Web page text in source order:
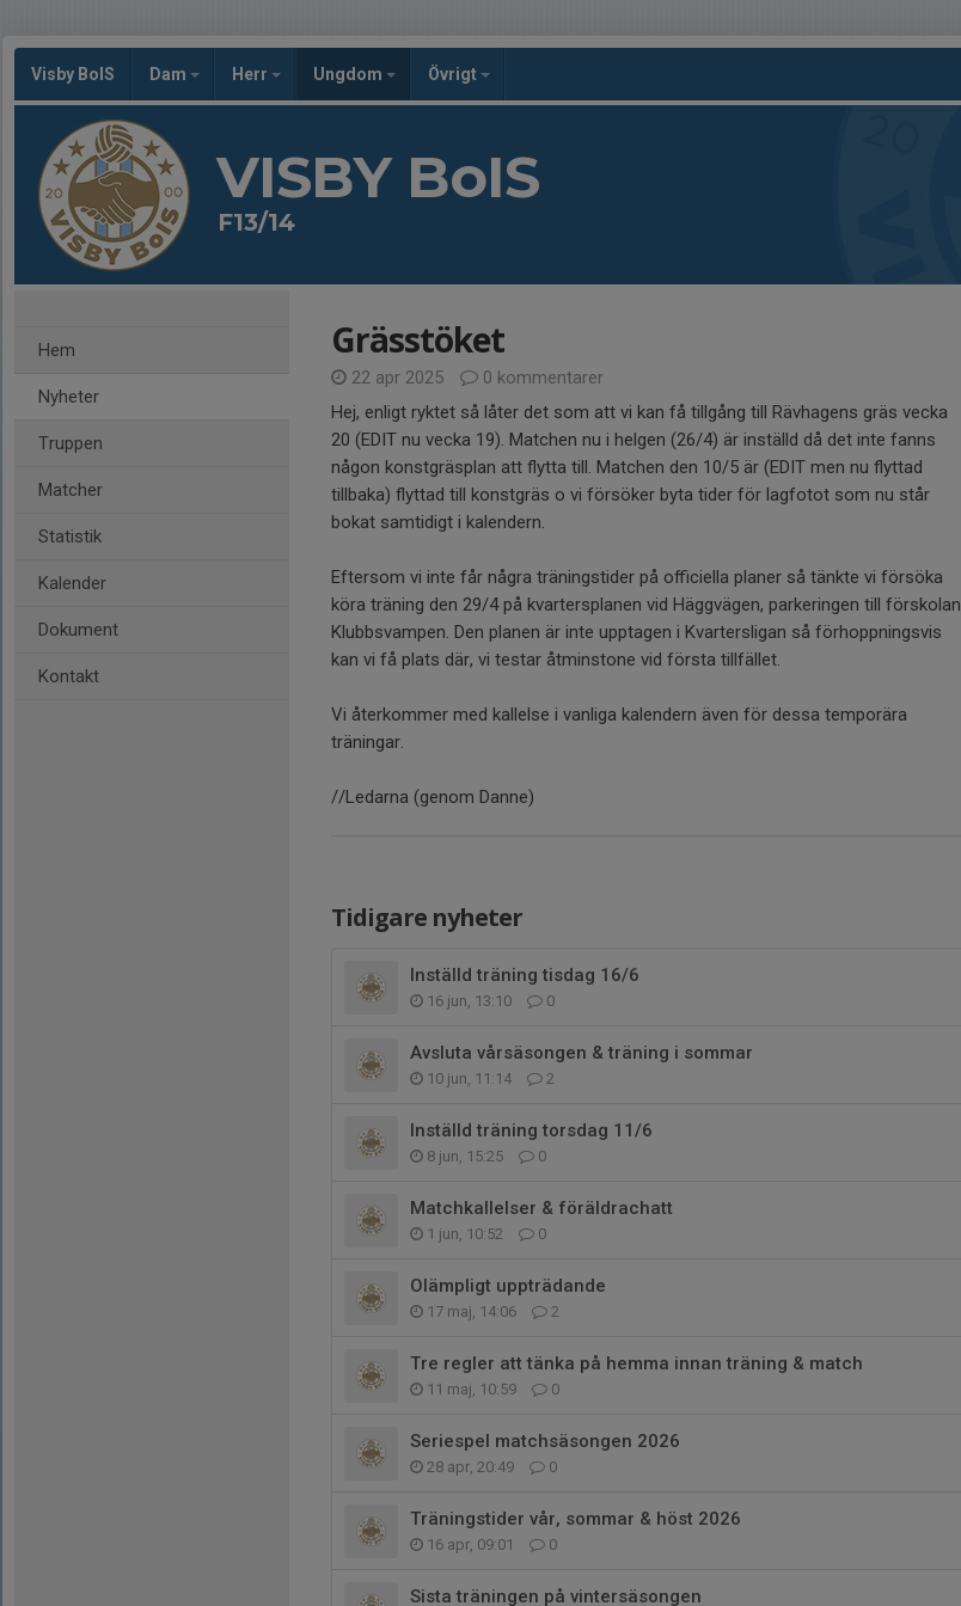
Visby BoIS Dam Herr Ungdom Övrigt
VISBY BoIS
F13/14
Hem
Nyheter
Truppen
Matcher
Statistik
Kalender
Dokument
Kontakt
Grässtöket
22 apr 2025
0 kommentarer
Hej, enligt ryktet så låter det som att vi kan få tillgång till Rävhagens gräs vecka
20 (EDIT nu vecka 19). Matchen nu i helgen (26/4) är inställd då det inte fanns
någon konstgräsplan att flytta till. Matchen den 10/5 är (EDIT men nu flyttad
tillbaka) flyttad till konstgräs o vi försöker byta tider för lagfotot som nu står
bokat samtidigt i kalendern.
Eftersom vi inte får några träningstider på officiella planer så tänkte vi försöka
köra träning den 29/4 på kvartersplanen vid Häggvägen, parkeringen till förskolan
Klubbsvampen. Den planen är inte upptagen i Kvartersligan så förhoppningsvis
kan vi få plats där, vi testar åtminstone vid första tillfället.
Vi återkommer med kallelse i vanliga kalendern även för dessa temporära
träningar.
//Ledarna (genom Danne)
Tidigare nyheter
Inställd träning tisdag 16/6
16 jun, 13:10 0
Avsluta vårsäsongen & träning i sommar
10 jun, 11:14 2
Inställd träning torsdag 11/6
8 jun, 15:25 0
Matchkallelser & föräldrachatt
1 jun, 10:52 0
Olämpligt uppträdande
17 maj, 14:06 2
Tre regler att tänka på hemma innan träning & match
11 maj, 10:59 0
Seriespel matchsäsongen 2026
28 apr, 20:49 0
Träningstider vår, sommar & höst 2026
16 apr, 09:01 0
Sista träningen på vintersäsongen